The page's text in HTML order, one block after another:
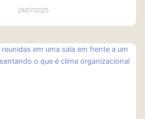
28/07/2025